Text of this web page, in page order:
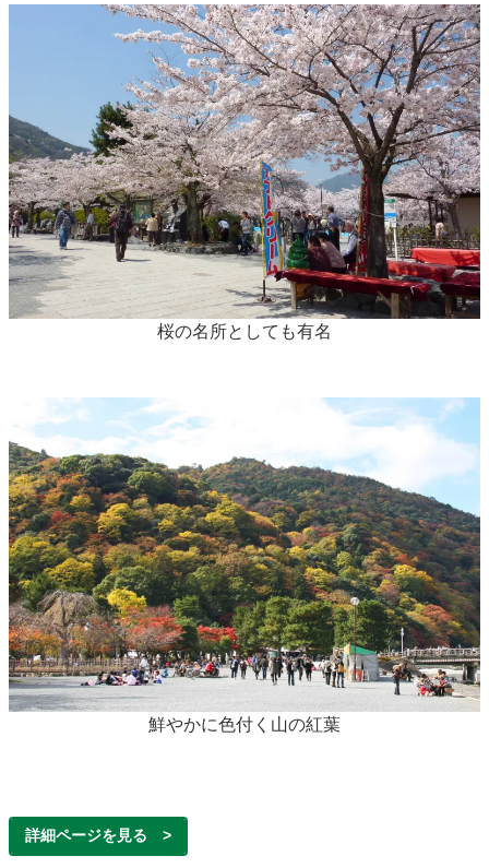
桜の名所としても有名
鮮やかに色付く山の紅葉
詳細ページを見る >